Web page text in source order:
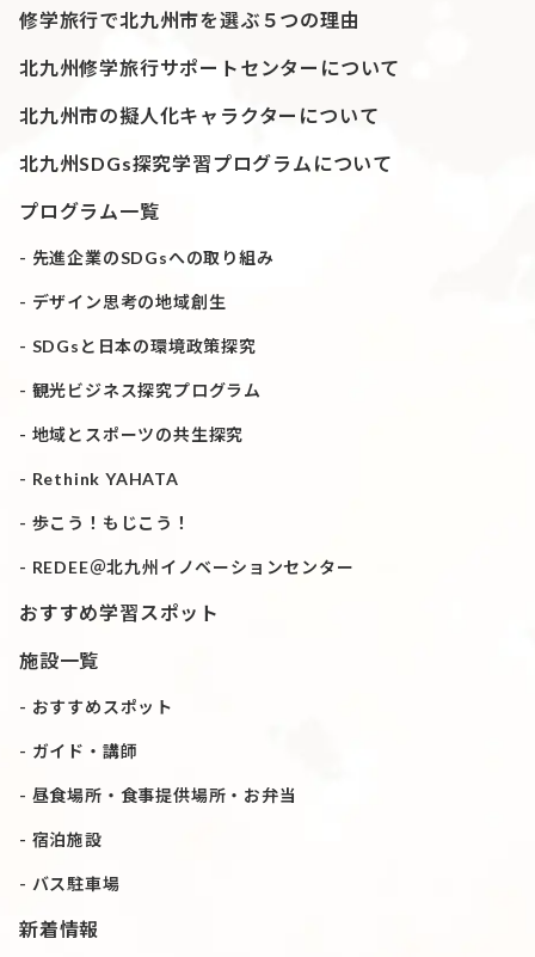
修学旅行で北九州市を選ぶ５つの理由
北九州修学旅行サポートセンターについて
北九州市の擬人化キャラクターについて
北九州SDGs探究学習プログラムについて
プログラム一覧
先進企業のSDGsへの取り組み
デザイン思考の地域創生
SDGsと日本の環境政策探究
観光ビジネス探究プログラム
地域とスポーツの共生探究
Rethink YAHATA
歩こう！もじこう！
REDEE＠北九州イノベーションセンター
おすすめ学習スポット
施設一覧
おすすめスポット
ガイド・講師
昼食場所・食事提供場所・お弁当
宿泊施設
バス駐車場
新着情報